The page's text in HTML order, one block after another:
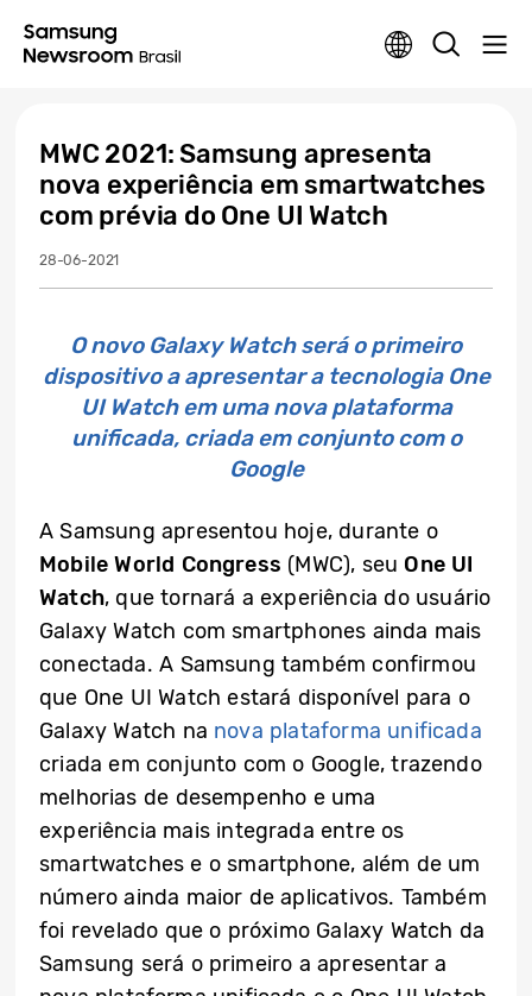
MWC 2021: Samsung apresenta
nova experiência em smartwatches
com prévia do One UI Watch
28-06-2021
O novo Galaxy Watch será o primeiro
dispositivo a apresentar a tecnologia One
UI Watch em uma nova plataforma
unificada, criada em conjunto com o
Google
A Samsung apresentou hoje, durante o
Mobile World Congress (MWC), seu One UI
Watch, que tornará a experiência do usuário
Galaxy Watch com smartphones ainda mais
conectada. A Samsung também confirmou
que One UI Watch estará disponível para o
Galaxy Watch na nova plataforma unificada
criada em conjunto com o Google, trazendo
melhorias de desempenho e uma
experiência mais integrada entre os
smartwatches e o smartphone, além de um
número ainda maior de aplicativos. Também
foi revelado que o próximo Galaxy Watch da
Samsung será o primeiro a apresentar a